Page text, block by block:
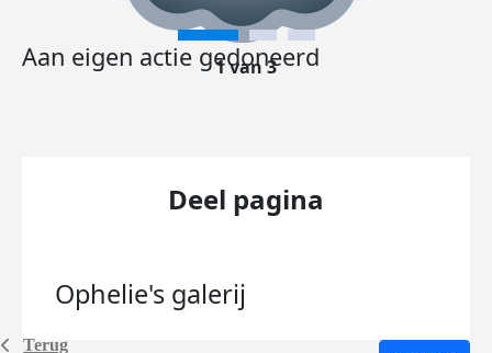
Terug
Aan eigen actie gedoneerd
1 van 3
Deel pagina
Ophelie's galerij